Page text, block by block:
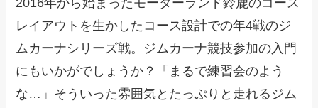
レイアウトを生かしたコース設計での年4戦のジ
ムカーナシリーズ戦。ジムカーナ競技参加の入門
にもいかがでしょうか？「まるで練習会のよう
な…」そういった雰囲気とたっぷりと走れるジム